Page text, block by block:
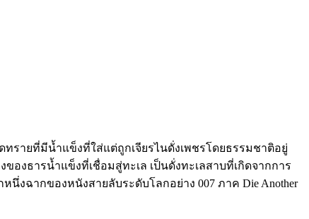
รายที่มีน้ำแข็งที่ใส่แต่ถูกเจียรไนดั่งเพชรโดยธรรมชาติอยู่
งธารน้ำแข็งที่เชื่อมสู่ทะเล เป็นดั่งทะเลสาบที่เกิดจากการ
งฉากของหนังสายลับระดับโลกอย่าง 007 ภาค Die Another